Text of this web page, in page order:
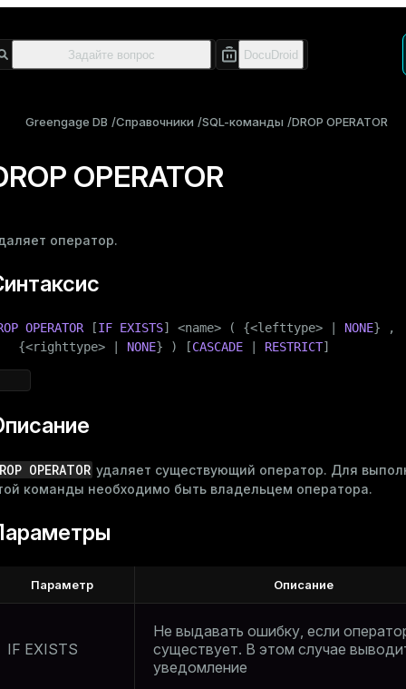
Greengage DB Справочники SQL-команды DROP OPERATOR
OPERATOR
оператор.
OPERATOR [IF EXISTS] <name> ( {<lefttype> | NONE} ,
{<righttype> |
NONE} ) [CASCADE RESTRICT]
OPERATOR удаляет существующий оператор. Для
команды необходимо быть владельцем оператора.
Параметр Описание
IF EXISTS
Не выдавать ошибку, если
существует. В этом случае
уведомление